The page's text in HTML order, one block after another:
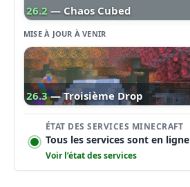
26.2 — Chaos Cubed
MISE À JOUR À VENIR
26.3 — Troisième Drop
ÉTAT DES SERVICES MINECRAFT
Tous les services sont en ligne
Voir l’état des services